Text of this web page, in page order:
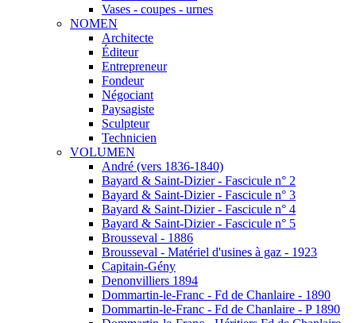
Vases - coupes - urnes
NOMEN
Architecte
Éditeur
Entrepreneur
Fondeur
Négociant
Paysagiste
Sculpteur
Technicien
VOLUMEN
André (vers 1836-1840)
Bayard & Saint-Dizier - Fascicule n° 2
Bayard & Saint-Dizier - Fascicule n° 3
Bayard & Saint-Dizier - Fascicule n° 4
Bayard & Saint-Dizier - Fascicule n° 5
Brousseval - 1886
Brousseval - Matériel d'usines à gaz - 1923
Capitain-Gény
Denonvilliers 1894
Dommartin-le-Franc - Fd de Chanlaire - 1890
Dommartin-le-Franc - Fd de Chanlaire - P 1890